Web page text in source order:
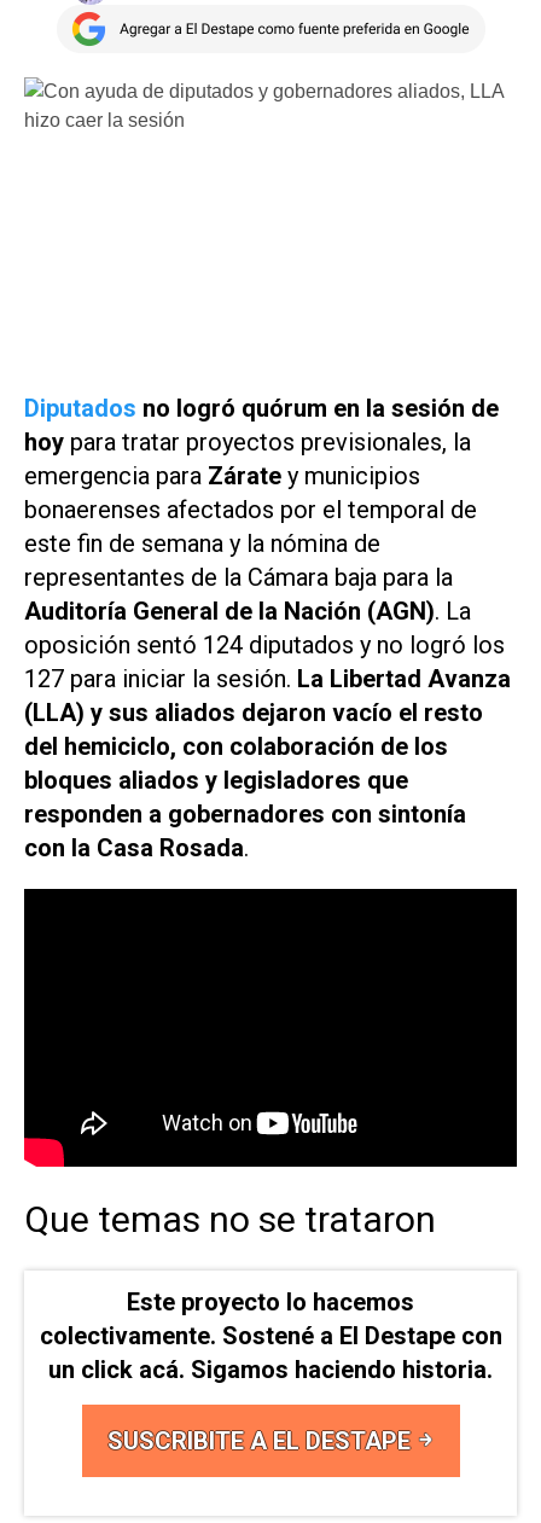
Diputados no logró quórum en la sesión de
hoy para tratar proyectos previsionales, la
emergencia para Zárate y municipios
bonaerenses afectados por el temporal de
este fin de semana y la nómina de
representantes de la Cámara baja para la
Auditoría General de la Nación (AGN). La
oposición sentó 124 diputados y no logró los
127 para iniciar la sesión. La Libertad Avanza
(LLA) y sus aliados dejaron vacío el resto
del hemiciclo, con colaboración de los
bloques aliados y legisladores que
responden a gobernadores con sintonía
con la Casa Rosada.
Que temas no se trataron
Este proyecto lo hacemos
colectivamente. Sostené a El Destape con
un click acá. Sigamos haciendo historia.
SUSCRIBITE A EL DESTAPE